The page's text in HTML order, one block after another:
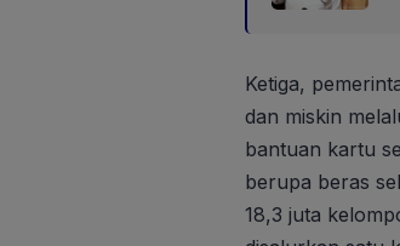
Ketiga,
dan miskin
bantuan kartu
berupa beras
18,3 juta